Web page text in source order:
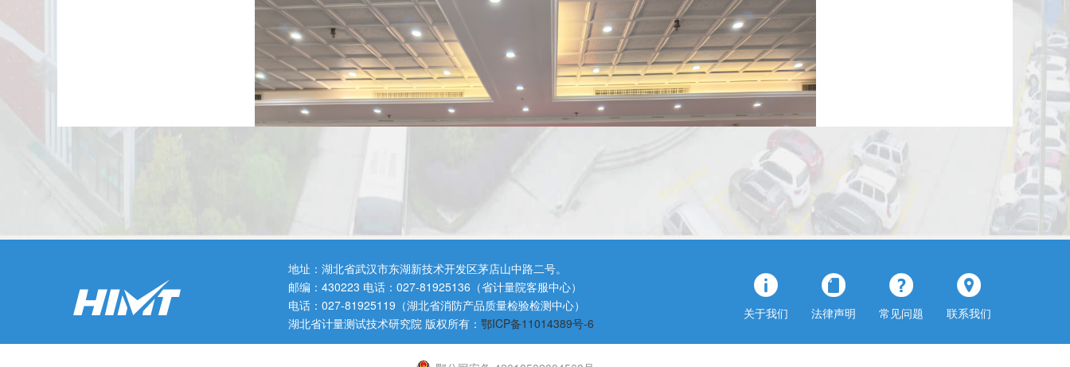
地址：湖北省武汉市东湖新技术开发区茅店山中路二号。
邮编：430223 电话：027-81925136（省计量院客服中心）
电话：027-81925119（湖北省消防产品质量检验检测中心）
湖北省计量测试技术研究院 版权所有： 鄂ICP备11014389号-6
关于我们 法律声明 常见问题 联系我们